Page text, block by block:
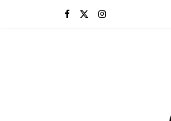
F I